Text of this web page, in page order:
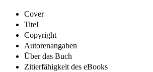
Cover
Titel
Copyright
Autorenangaben
Über das Buch
Zitierfähigkeit des eBooks